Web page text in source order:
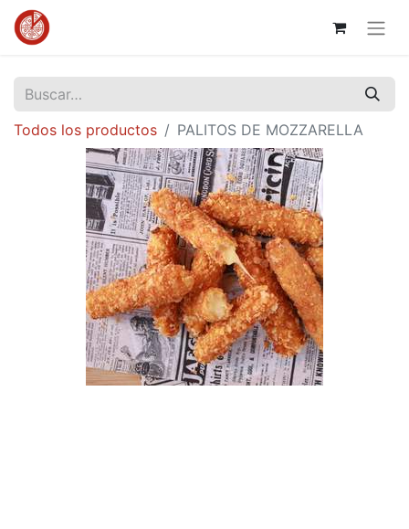
Todos los productos PALITOS DE MOZZARELLA